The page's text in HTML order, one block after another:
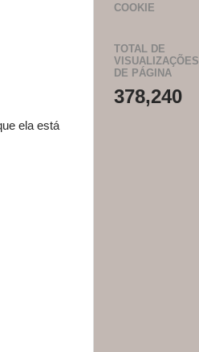
ela está
COOKIE
TOTAL DE
VISUALIZAÇÕES
DE PÁGINA
378,240